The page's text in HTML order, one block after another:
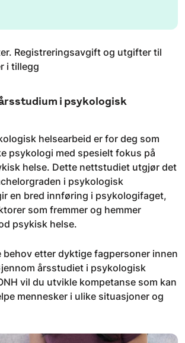
Registreringsavgift og utgifter til
i tillegg
i psykologisk
helsearbeid er for deg som
psykologi med spesielt fokus på
helse. Dette nettstudiet utgjør det
i psykologisk
en bred innføring i psykologifaget,
som fremmer og hemmer
psykisk helse.
behov etter dyktige fagpersoner innen
årsstudiet i psykologisk
vil du utvikle kompetanse som kan
mennesker i ulike situasjoner og